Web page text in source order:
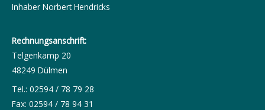
Inhaber Norbert Hendricks
Rechnungsanschrift:
Telgenkamp 20
48249 Dülmen
Tel.: 02594 / 78 79 28
Fax: 02594 / 78 94 31